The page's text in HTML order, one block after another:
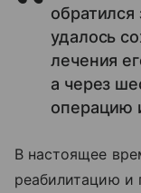
удалось
лечения
а через
операцию
В настоящее
реабилитацию и